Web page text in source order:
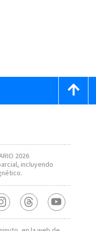
2026
incluyendo